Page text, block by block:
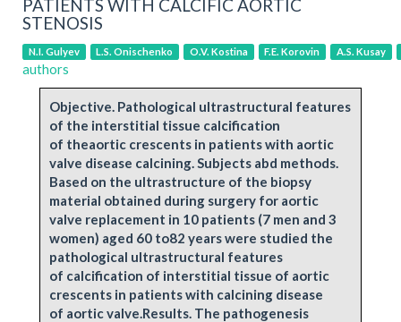
PATIENTS WITH CALCIFIC AORTIC
STENOSIS
N.I. Gulyev L.S. Onischenko O.V. Kostina F.E. Korovin A.S. Kusay
authors
Objective. Pathological ultrastructural features
of the interstitial tissue calcification
of theaortic crescents in patients with aortic
valve disease calcining. Subjects abd methods.
Based on the ultrastructure of the biopsy
material obtained during surgery for aortic
valve replacement in 10 patients (7 men and 3
women) aged 60 to82 years were studied the
pathological ultrastructural features
of calcification of interstitial tissue of aortic
crescents in patients with calcining disease
of aortic valve.Results. The pathogenesis